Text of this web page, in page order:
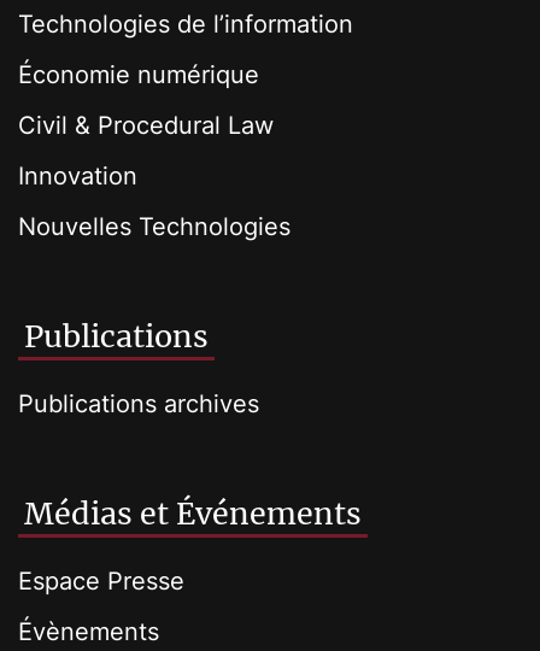
Technologies de l’information
Économie numérique
Civil & Procedural Law
Innovation
Nouvelles Technologies
Publications
Publications archives
Médias et Événements
Espace Presse
Évènements